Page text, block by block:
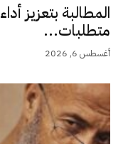
المطالبة بتعزيز
متطلبات...
أغسطس 6, 2026